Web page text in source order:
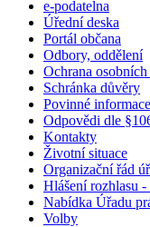
e-podatelna
Úřední deska
Portál občana
Odbory, oddělení
Ochrana
Schránka důvěry
Povinné
Odpovědi dle
Kontakty
Životní situace
Organizační řád
Hlášení rozhlasu
Nabídka Úřadu
Volby